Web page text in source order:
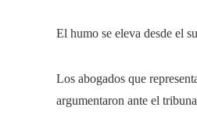
El humo se eleva desde el
Los abogados que
argumentaron ante el